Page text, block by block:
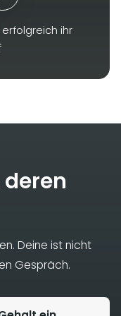
damit beginnt,
schafft die
ihr
Deine ist nicht
Gespräch.